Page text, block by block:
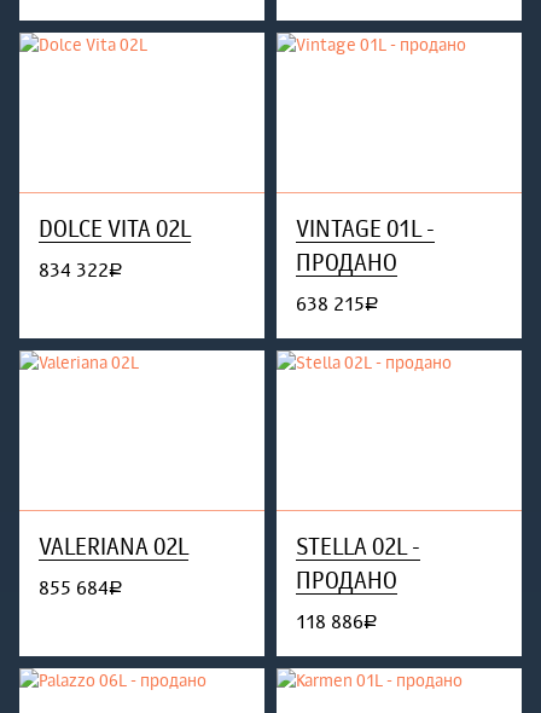
DOLCE VITA 02L
834 322руб.
VINTAGE 01L -
ПРОДАНО
638 215руб.
VALERIANA 02L
855 684руб.
STELLA 02L -
ПРОДАНО
118 886руб.